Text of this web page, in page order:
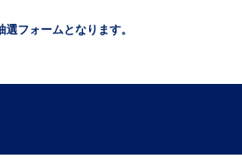
フォームとなります。